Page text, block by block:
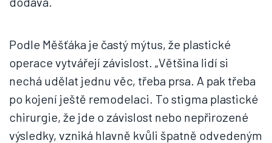
Podle Měšťáka je častý mýtus, že plastické
operace vytvářejí závislost. „Většina lidí si
nechá udělat jednu věc, třeba prsa. A pak třeba
po kojení ještě remodelaci. To stigma plastické
chirurgie, že jde o závislost nebo nepřirozené
výsledky, vzniká hlavně kvůli špatně odvedeným